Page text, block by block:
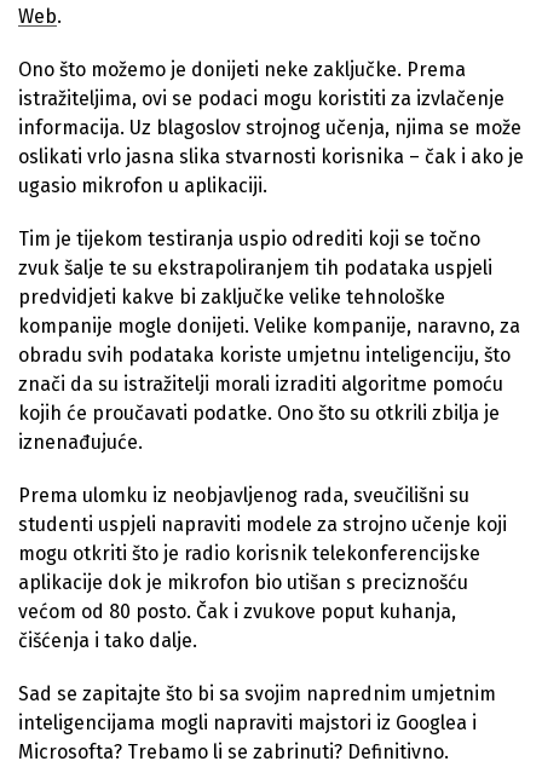
Web.
Ono što možemo je donijeti neke zaključke. Prema
istražiteljima, ovi se podaci mogu koristiti za izvlačenje
informacija. Uz blagoslov strojnog učenja, njima se može
oslikati vrlo jasna slika stvarnosti korisnika – čak i ako je
ugasio mikrofon u aplikaciji.
Tim je tijekom testiranja uspio odrediti koji se točno
zvuk šalje te su ekstrapoliranjem tih podataka uspjeli
predvidjeti kakve bi zaključke velike tehnološke
kompanije mogle donijeti. Velike kompanije, naravno, za
obradu svih podataka koriste umjetnu inteligenciju, što
znači da su istražitelji morali izraditi algoritme pomoću
kojih će proučavati podatke. Ono što su otkrili zbilja je
iznenađujuće.
Prema ulomku iz neobjavljenog rada, sveučilišni su
studenti uspjeli napraviti modele za strojno učenje koji
mogu otkriti što je radio korisnik telekonferencijske
aplikacije dok je mikrofon bio utišan s preciznošću
većom od 80 posto. Čak i zvukove poput kuhanja,
čišćenja i tako dalje.
Sad se zapitajte što bi sa svojim naprednim umjetnim
inteligencijama mogli napraviti majstori iz Googlea i
Microsofta? Trebamo li se zabrinuti? Definitivno.